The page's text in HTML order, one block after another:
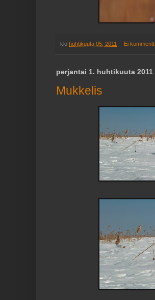
klo huhtikuuta 05, 2011 Ei
perjantai 1. huhtikuuta 2011
Mukkelis